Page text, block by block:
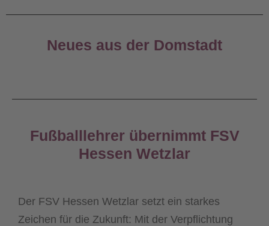
Neues aus der Domstadt
Fußballlehrer übernimmt FSV
Hessen Wetzlar
Der FSV Hessen Wetzlar setzt ein starkes
Zeichen für die Zukunft: Mit der Verpflichtung